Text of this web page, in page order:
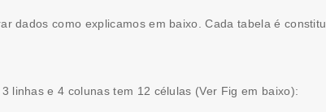
dados como explicamos em baixo. Cada tabela é
linhas e 4 colunas tem 12 células (Ver Fig em baixo):